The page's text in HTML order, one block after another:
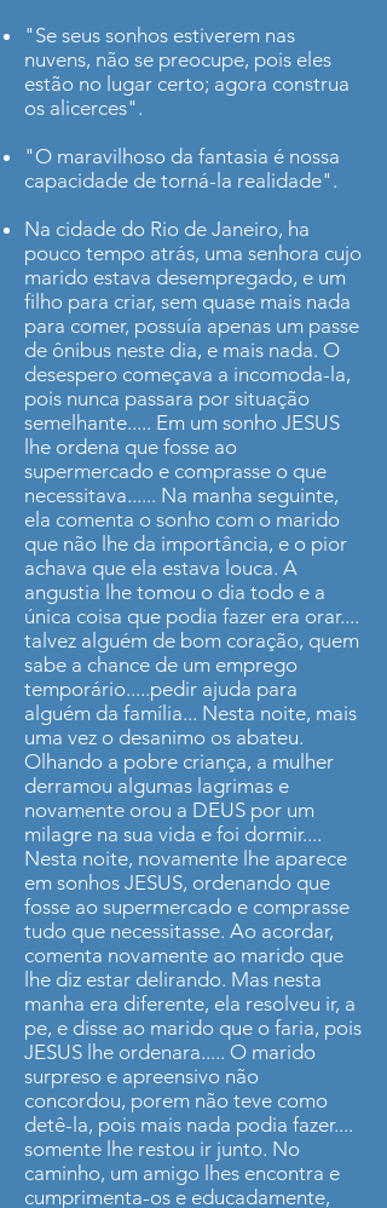
"Se seus sonhos estiverem nas
nuvens, não se preocupe, pois eles
estão no lugar certo; agora construa
os alicerces".
"O maravilhoso da fantasia é nossa
capacidade de torná-la realidade".
Na cidade do Rio de Janeiro, ha
pouco tempo atrás, uma senhora cujo
marido estava desempregado, e um
filho para criar, sem quase mais nada
para comer, possuía apenas um passe
de ônibus neste dia, e mais nada. O
desespero começava a incomoda-la,
pois nunca passara por situação
semelhante..... Em um sonho JESUS
lhe ordena que fosse ao
supermercado e comprasse o que
necessitava...... Na manha seguinte,
ela comenta o sonho com o marido
que não lhe da importância, e o pior
achava que ela estava louca. A
angustia lhe tomou o dia todo e a
única coisa que podia fazer era orar....
talvez alguém de bom coração, quem
sabe a chance de um emprego
temporário.....pedir ajuda para
alguém da família... Nesta noite, mais
uma vez o desanimo os abateu.
Olhando a pobre criança, a mulher
derramou algumas lagrimas e
novamente orou a DEUS por um
milagre na sua vida e foi dormir....
Nesta noite, novamente lhe aparece
em sonhos JESUS, ordenando que
fosse ao supermercado e comprasse
tudo que necessitasse. Ao acordar,
comenta novamente ao marido que
lhe diz estar delirando. Mas nesta
manha era diferente, ela resolveu ir, a
pe, e disse ao marido que o faria, pois
JESUS lhe ordenara..... O marido
surpreso e apreensivo não
concordou, porem não teve como
detê-la, pois mais nada podia fazer....
somente lhe restou ir junto. No
caminho, um amigo lhes encontra e
cumprimenta-os e educadamente,